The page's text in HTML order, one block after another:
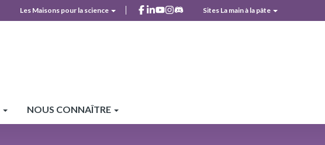
MPLS
Les Maisons pour la science facebook
linkedin
youtube
instagram
discordSites La main à la pâte
NOUS CONNAÎTRE